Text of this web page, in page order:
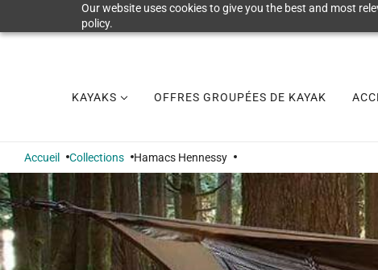
Our website uses cookies to give you the best and most
policy.
KAYAKS OFFRES GROUPÉES DE KAYAK
Accueil Collections Hamacs Hennessy